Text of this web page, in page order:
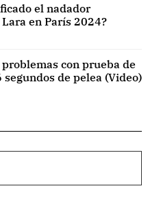
el nadador
en París 2024?
con prueba de
segundos de pelea (Video)